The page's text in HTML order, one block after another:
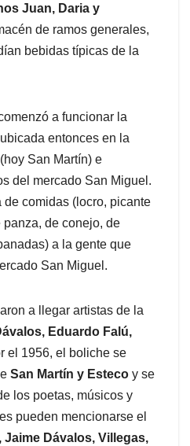
Juan, Daria y
de ramos generales,
bebidas típicas de la
a funcionar la
entonces en la
San Martín) e
del mercado San Miguel.
comidas (locro, picante
de conejo, de
a la gente que
San Miguel.
a llegar artistas de la
Eduardo Falú,
el 1956, el boliche se
San Martín y Esteco y se
los poetas, músicos y
pueden mencionarse el
Jaime Dávalos, Villegas,